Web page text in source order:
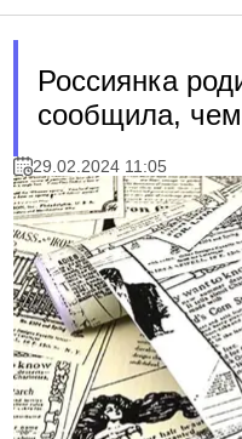
Россиянка
сообщила, чем
29.02.2024 11:05